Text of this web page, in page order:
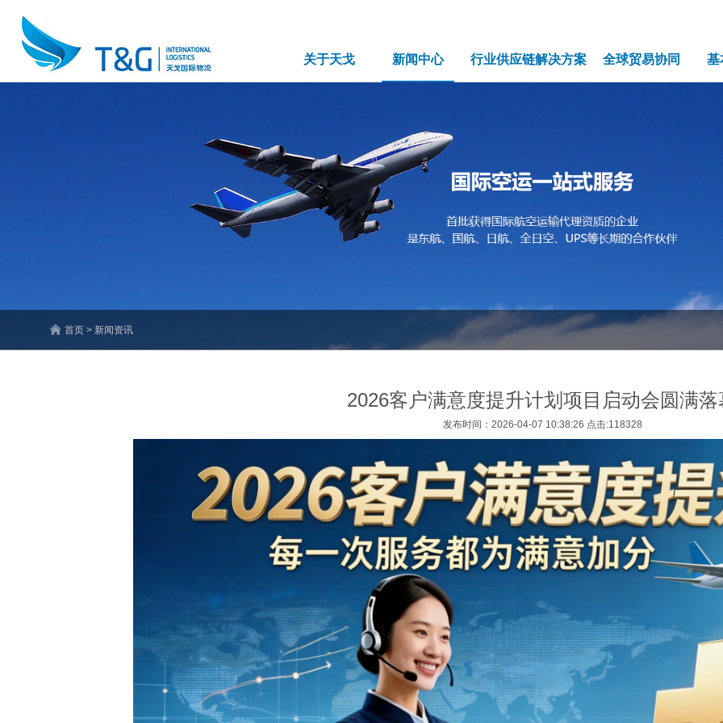
关于天戈 新闻中心 行业供应链解决方案 全球贸易协同 基
首页 > 新闻资讯
2026客户满意度提升计划项目启动会圆满落
发布时间：2026-04-07 10:38:26 点击:118328